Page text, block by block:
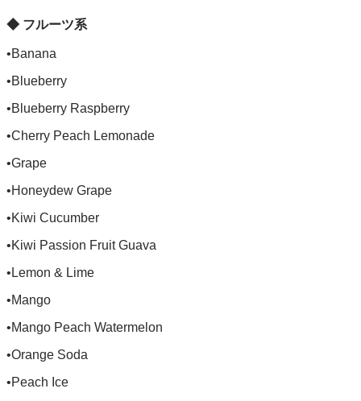
◆ フルーツ系
•Banana
•Blueberry
•Blueberry Raspberry
•Cherry Peach Lemonade
•Grape
•Honeydew Grape
•Kiwi Cucumber
•Kiwi Passion Fruit Guava
•Lemon & Lime
•Mango
•Mango Peach Watermelon
•Orange Soda
•Peach Ice